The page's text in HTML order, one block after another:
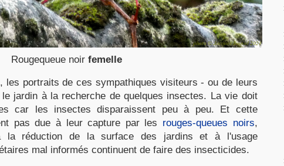
Rougequeue noirfemelle
, les portraits de ces sympathiques visiteurs - ou de leurs
jardin à la recherche de quelques insectes. La vie doit
car les insectes disparaissent peu à peu. Et cette
pas due à leur capture par les rouges-queues noirs,
la réduction de la surface des jardins et à l'usage
mal informés continuent de faire des insecticides.